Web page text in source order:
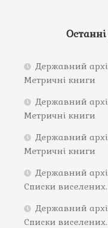
Державний
Метричні книги
Державний
Метричні книги
Державний
Метричні книги
Державний
Списки
Державний
Списки виселених.